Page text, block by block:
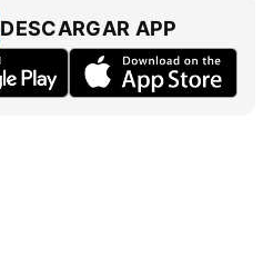
DESCARGAR APP